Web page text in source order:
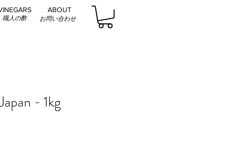
ABOUT
職人の酢 お問い合わせ
- 1kg